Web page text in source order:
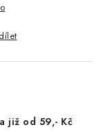
již od 59,- Kč